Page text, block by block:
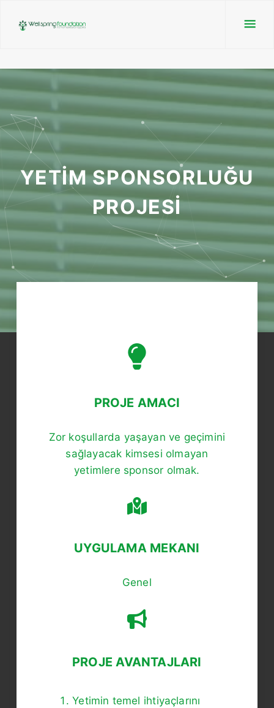
YETİM SPONSORLUĞU
PROJESİ
PROJE AMACI
Zor koşullarda yaşayan ve geçimini
sağlayacak kimsesi olmayan
yetimlere sponsor olmak.
UYGULAMA MEKANI
Genel
PROJE AVANTAJLARI
Yetimin temel ihtiyaçlarını